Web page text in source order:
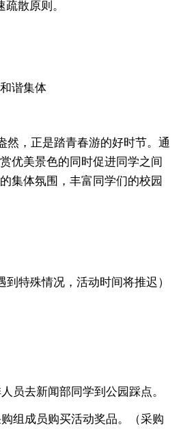
散原则。
谐集体
然，正是踏青春游的好时节。通
优美景色的同时促进同学之间
集体氛围，丰富同学们的校园
到特殊情况，活动时间将推迟）
员去新闻部同学到公园踩点。
组成员购买活动奖品。（采购